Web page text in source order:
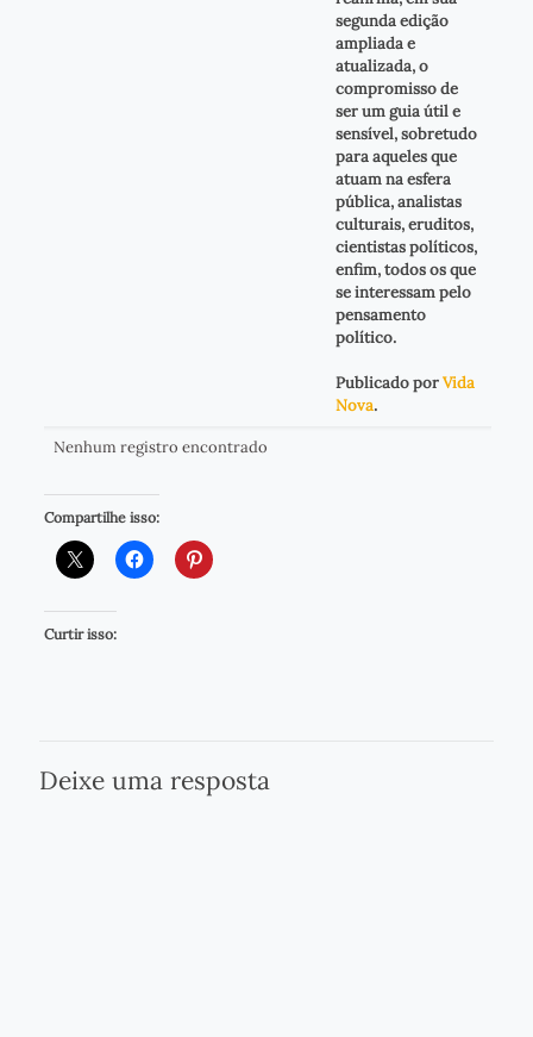
segunda edição
ampliada e
atualizada, o
compromisso de
ser um guia útil e
sensível, sobretudo
para aqueles que
atuam na esfera
pública, analistas
culturais, eruditos,
cientistas políticos,
enfim, todos os que
se interessam pelo
pensamento
político.
Publicado porVida
Nova.
Nenhum registro encontrado
Compartilhe isso:
Curtir isso:
Deixe uma resposta